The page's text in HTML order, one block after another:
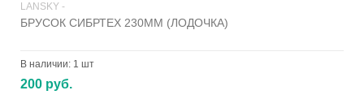
LANSKY -
БРУСОК СИБРТЕХ 230ММ (ЛОДОЧКА)
В наличии: 1 шт
200 руб.